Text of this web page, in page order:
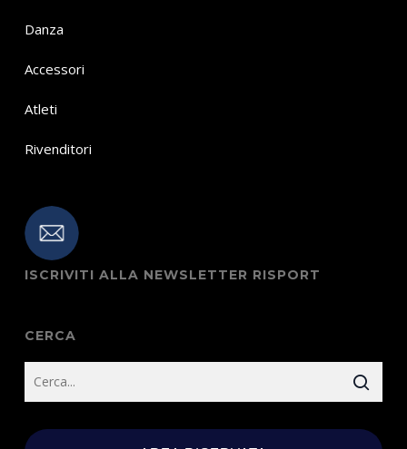
Danza
Accessori
Atleti
Rivenditori
ISCRIVITI ALLA NEWSLETTER RISPORT
CERCA